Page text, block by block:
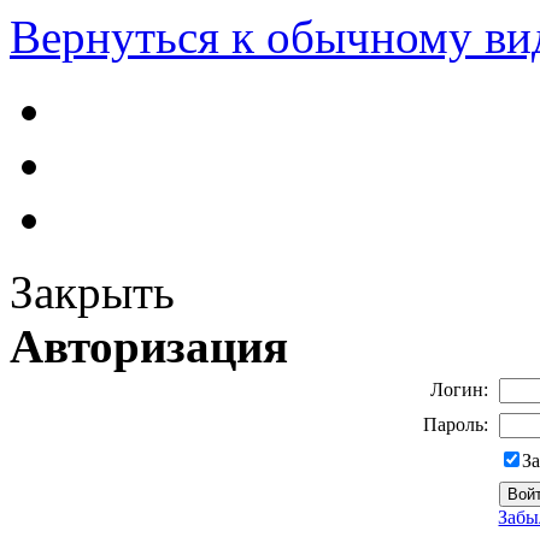
Вернуться к обычному
Закрыть
Авторизация
Логин:
Пароль: